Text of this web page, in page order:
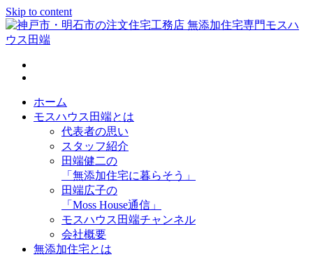
Skip to content
神戸市・明石市の注文住宅工務店 無添加住宅専門モスハウス
田端
ホーム
モスハウス田端とは
代表者の思い
スタッフ紹介
田端健二の
「無添加住宅に暮らそう」
田端広子の
「Moss House通信」
モスハウス田端チャンネル
会社概要
無添加住宅とは